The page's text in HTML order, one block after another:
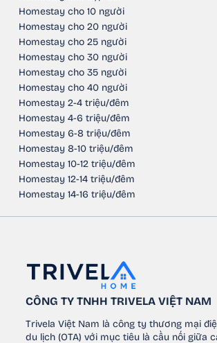
Homestay cho 10 người
Homestay cho 20 người
Homestay cho 25 người
Homestay cho 30 người
Homestay cho 35 người
Homestay cho 40 người
Homestay 2-4 triệu/đêm
Homestay 4-6 triệu/đêm
Homestay 6-8 triệu/đêm
Homestay 8-10 triệu/đêm
Homestay 10-12 triệu/đêm
Homestay 12-14 triệu/đêm
Homestay 14-16 triệu/đêm
CÔNG TY TNHH TRIVELA VIỆT NAM
Trivela Việt Nam là công ty thương mại
du lịch (OTA) với mục tiêu là cầu nối giữa